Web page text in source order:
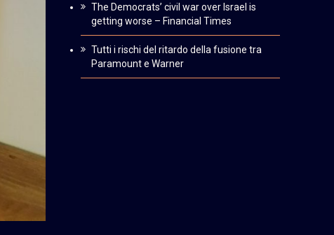
The Democrats’ civil war over Israel is
getting worse – Financial Times
Tutti i rischi del ritardo della fusione tra
Paramount e Warner